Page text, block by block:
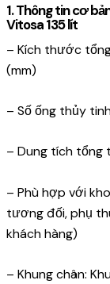
12)
1. Thông tin cơ
Vitosa 135 lít
– Kích thước
(mm)
– Số ống thủy
– Dung tích tổng
– Phù hợp với
tương đối, phụ
khách hàng)
– Khung chân: